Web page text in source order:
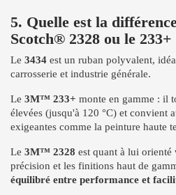
5. Quelle est la
Scotch® 2328 ou le 233+
Le 3434 est un ruban polyvalent,
carrosserie et industrie générale.
Le 3M™ 233+ monte en gamme : il
élevées (jusqu'à 120 °C) et convient
exigeantes comme la peinture haute
Le 3M™ 2328 est quant à lui orienté
précision et les finitions haut de
équilibré entre performance et